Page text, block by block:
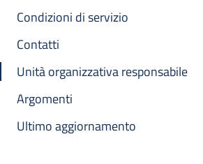
Condizioni di servizio
Contatti
Unità organizzativa responsabile
Argomenti
Ultimo aggiornamento